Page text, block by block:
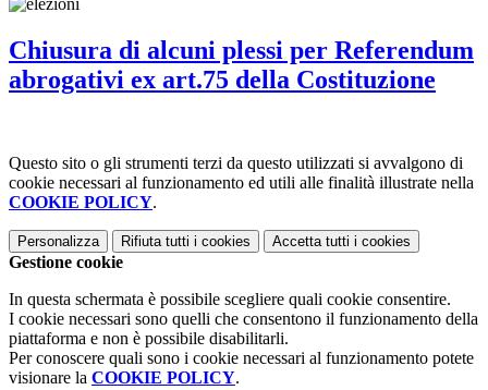
Chiusura di alcuni plessi per Referendum
abrogativi ex art.75 della Costituzione
Questo sito o gli strumenti terzi da questo utilizzati si avvalgono di
cookie necessari al funzionamento ed utili alle finalità illustrate nella
COOKIE POLICY.
Personalizza Rifiuta tutti i cookies Accetta tutti i cookies
Gestione cookie
In questa schermata è possibile scegliere quali cookie consentire.
I cookie necessari sono quelli che consentono il funzionamento della
piattaforma e non è possibile disabilitarli.
Per conoscere quali sono i cookie necessari al funzionamento potete
visionare la COOKIE POLICY.